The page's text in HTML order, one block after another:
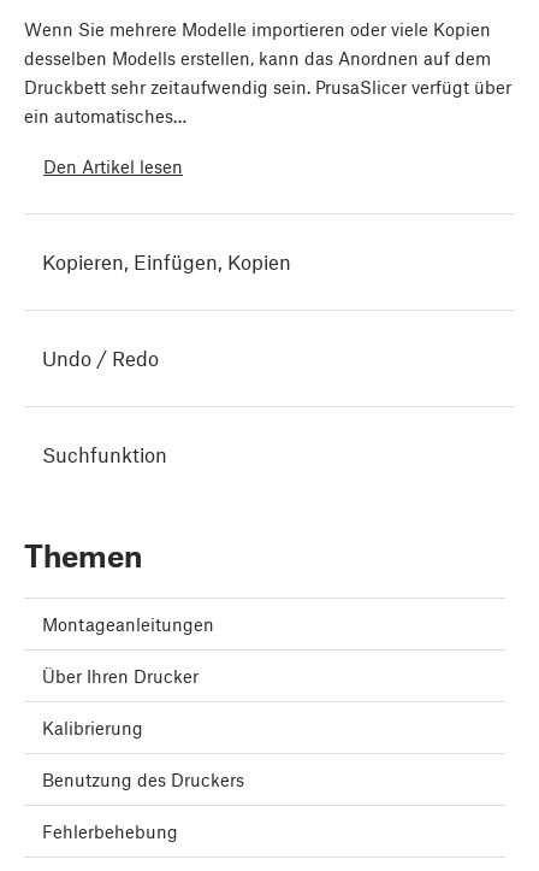
Wenn Sie mehrere Modelle importieren oder viele Kopien
desselben Modells erstellen, kann das Anordnen auf dem
Druckbett sehr zeitaufwendig sein. PrusaSlicer verfügt über
ein automatisches…
Den Artikel lesen
Kopieren, Einfügen, Kopien
Undo / Redo
Suchfunktion
Themen
Montageanleitungen
Über Ihren Drucker
Kalibrierung
Benutzung des Druckers
Fehlerbehebung